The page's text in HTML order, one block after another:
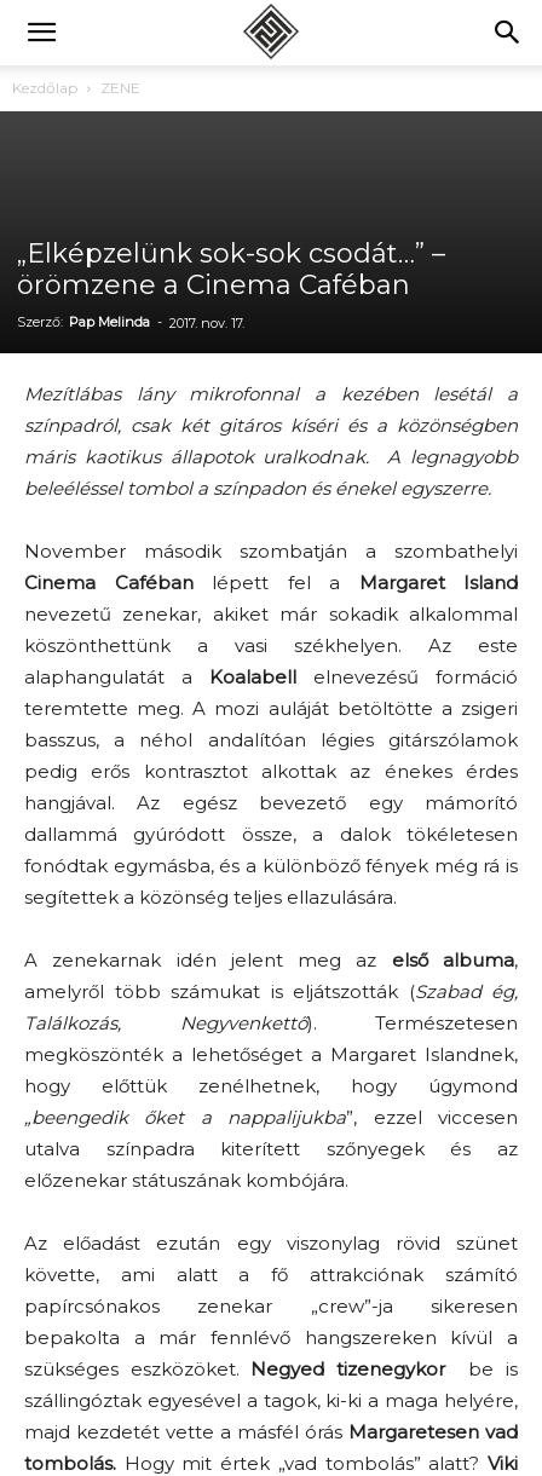
Kezdőlap ZENE
„Elképzelünk sok-sok csodát…” –
örömzene a Cinema Caféban
Szerző: Pap Melinda - 2017. nov. 17.
Mezítlábas lány mikrofonnal a kezében lesétál a
színpadról, csak két gitáros kíséri és a közönségben
máris kaotikus állapotok uralkodnak. A legnagyobb
beleéléssel tombol a színpadon és énekel egyszerre.
November második szombatján a szombathelyi
Cinema Cafébanlépett fel a Margaret Island
nevezetű zenekar, akiket már sokadik alkalommal
köszönthettünk a vasi székhelyen. Az este
alaphangulatát a Koalabell elnevezésű formáció
teremtette meg. A mozi auláját betöltötte a zsigeri
basszus, a néhol andalítóan légies gitárszólamok
pedig erős kontrasztot alkottak az énekes érdes
hangjával. Az egész bevezető egy mámorító
dallammá gyúródott össze, a dalok tökéletesen
fonódtak egymásba, és a különböző fények még rá is
segítettek a közönség teljes ellazulására.
A zenekarnak idén jelent meg az első albuma,
amelyről több számukat is eljátszották (Szabad ég,
Találkozás, Negyvenkettő). Természetesen
megköszönték a lehetőséget a Margaret Islandnek,
hogy előttük zenélhetnek, hogy úgymond
„beengedik őket a nappalijukba”, ezzel viccesen
utalva színpadra kiterített szőnyegek és az
előzenekar státuszának kombójára.
Az előadást ezután egy viszonylag rövid szünet
követte, ami alatt a fő attrakciónak számító
papírcsónakos zenekar „crew”-ja sikeresen
bepakolta a már fennlévő hangszereken kívül a
szükséges eszközöket. Negyed tizenegykorbe is
szállingóztak egyesével a tagok, ki-ki a maga helyére,
majd kezdetét vette a másfél órás Margaretesen vad
tombolás. Hogy mit értek „vad tombolás” alatt? Viki